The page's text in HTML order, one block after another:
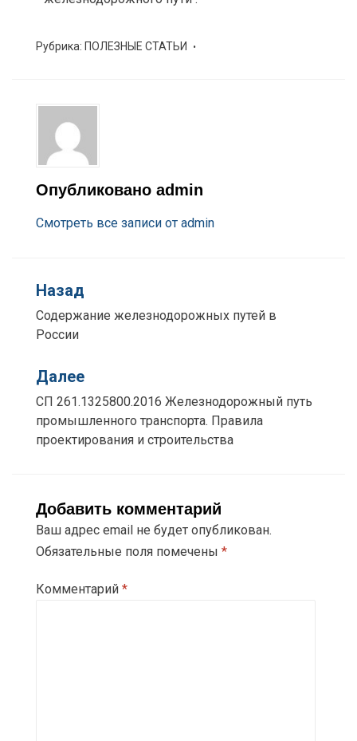
Рубрика: ПОЛЕЗНЫЕ СТАТЬИ
Опубликовано admin
Смотреть все записи от admin
Назад
Содержание железнодорожных путей в
России
Далее
СП 261.1325800.2016 Железнодорожный путь
промышленного транспорта. Правила
проектирования и строительства
Добавить комментарий
Ваш адрес email не будет опубликован.
Обязательные поля помечены *
Комментарий *